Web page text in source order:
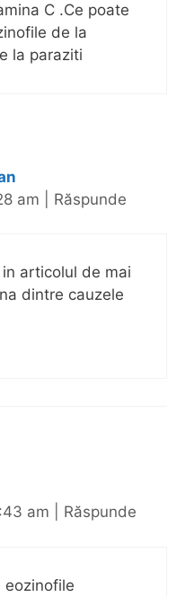
C .Ce poate
de la
la paraziti
am
Răspunde
articolul de mai
dintre cauzele
am
Răspunde
eozinofile